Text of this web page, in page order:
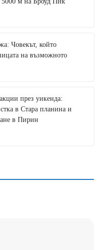
Човекът, който
на възможното
през уикенда:
в Стара планина и
в Пирин